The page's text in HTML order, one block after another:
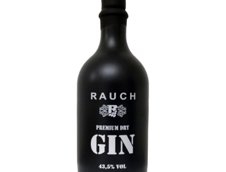
Shop
Kontakt